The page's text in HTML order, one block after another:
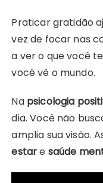
Praticar gratidão
vez de focar nas
a ver o que você
você vê o mundo.
Na psicologia
dia. Você não
amplia sua visão.
estare saúde